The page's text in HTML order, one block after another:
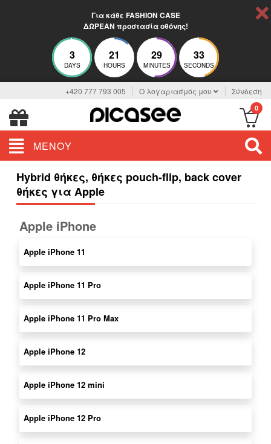
Για κάθε FASHION CASE
ΔΩΡΕΑΝ προστασία οθόνης!
3
DAYS
21
HOURS
29
MINUTES
32
SECONDS
+420 777 793 005 Ο λογαριασμός μου Σύνδεση
0
ΜΕΝΟΎ
Hybrid θήκες, θήκες pouch-flip, back cover
θήκες για Apple
Apple iPhone
Apple iPhone 11
Apple iPhone 11 Pro
Apple iPhone 11 Pro Max
Apple iPhone 12
Apple iPhone 12 mini
Apple iPhone 12 Pro